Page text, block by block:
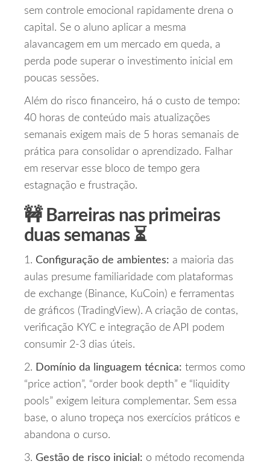
sem controle emocional rapidamente drena o
capital. Se o aluno aplicar a mesma
alavancagem em um mercado em queda, a
perda pode superar o investimento inicial em
poucas sessões.
Além do risco financeiro, há o custo de tempo:
40 horas de conteúdo mais atualizações
semanais exigem mais de 5 horas semanais de
prática para consolidar o aprendizado. Falhar
em reservar esse bloco de tempo gera
estagnação e frustração.
🚧 Barreiras nas primeiras
duas semanas ⏳
1. Configuração de ambientes: a maioria das
aulas presume familiaridade com plataformas
de exchange (Binance, KuCoin) e ferramentas
de gráficos (TradingView). A criação de contas,
verificação KYC e integração de API podem
consumir 2‑3 dias úteis.
2. Domínio da linguagem técnica: termos como
“price action”, “order book depth” e “liquidity
pools” exigem leitura complementar. Sem essa
base, o aluno tropeça nos exercícios práticos e
abandona o curso.
3. Gestão de risco inicial: o método recomenda